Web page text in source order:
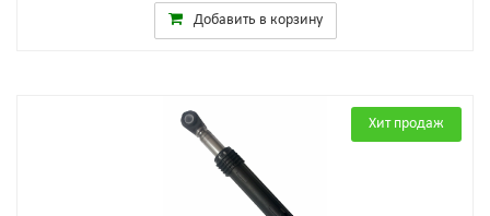
Добавить в корзину
Хит продаж